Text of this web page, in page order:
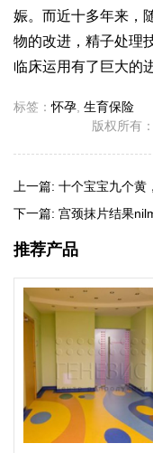
娠。而近十多年来，
物的改进，精子处理
临床运用有了巨大的
标签：怀孕, 生育保险
版权所有
上一篇: 十个宝宝九个黄
下一篇: 宫颈抹片结果
推荐产品